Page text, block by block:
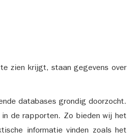
zien krijgt, staan gegevens over
databases grondig doorzocht.
de rapporten. Zo bieden wij het
informatie vinden zoals het